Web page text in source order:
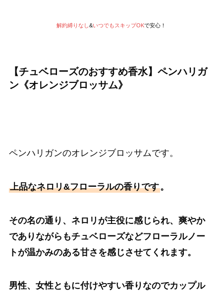
解約縛りなし&いつでもスキップOKで安心！
【チュベローズのおすすめ香水】ペンハリガ
ン《オレンジブロッサム》
ペンハリガンのオレンジブロッサムです。
上品なネロリ&フローラルの香りです。
その名の通り、ネロリが主役に感じられ、爽やか
でありながらもチュベローズなどフローラルノー
トが温かみのある甘さを感じさせてくれます。
男性、女性ともに付けやすい香りなのでカップル